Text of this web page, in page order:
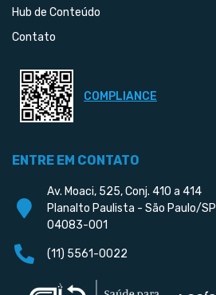
Hub de Conteúdo
Contato
COMPLIANCE
ENTRE EM CONTATO
Av. Moaci, 525, Conj. 410 a 414
Planalto Paulista - São Paulo/SP
04083-001
(11) 5561-0022